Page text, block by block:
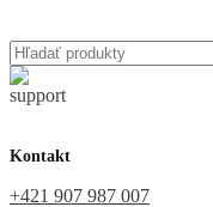
Kontakt
+421 907 987 007